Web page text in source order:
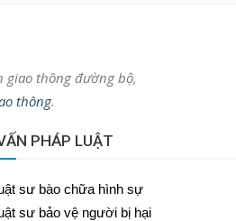
giao thông đường bộ,
thông.
PHÁP LUẬT
sư bào chữa hình sự
sư bảo vệ người bị hại